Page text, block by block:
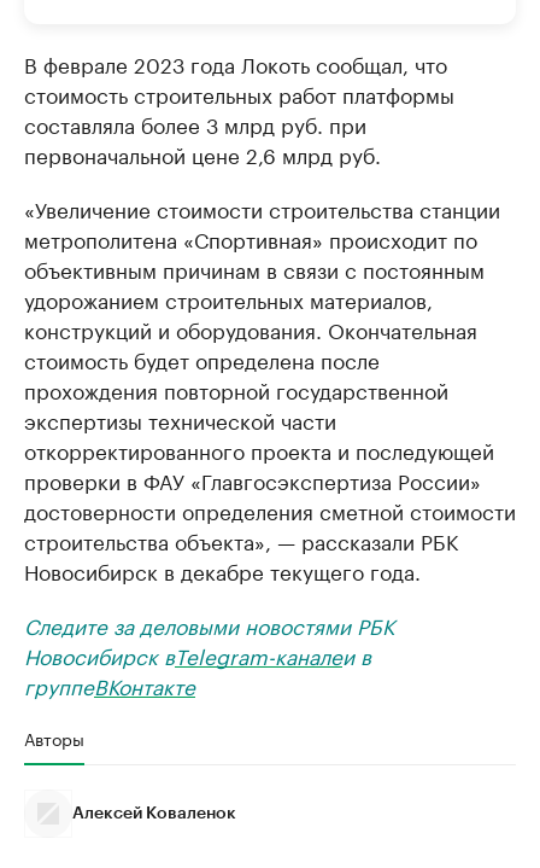
В феврале 2023 года Локоть сообщал, что
стоимость строительных работ платформы
составляла более 3 млрд руб. при
первоначальной цене 2,6 млрд руб.
«Увеличение стоимости строительства станции
метрополитена «Спортивная» происходит по
объективным причинам в связи с постоянным
удорожанием строительных материалов,
конструкций и оборудования. Окончательная
стоимость будет определена после
прохождения повторной государственной
экспертизы технической части
откорректированного проекта и последующей
проверки в ФАУ «Главгосэкспертиза России»
достоверности определения сметной стоимости
строительства объекта», — рассказали РБК
Новосибирск в декабре текущего года.
Следите за деловыми новостями РБК
Новосибирск вTelegram-каналеи в
группеВКонтакте
Авторы
Алексей Коваленок